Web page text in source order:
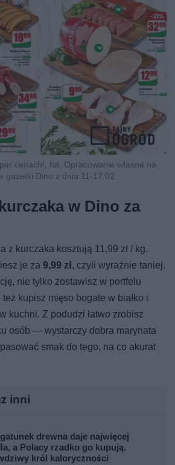
cenach!, fot. Opracowanie własne na
gazetki Dino z dnia 11-17.02
w Dino za
z kurczaka kosztują 11,99 zł / kg.
je za9,99 zł, czyli wyraźnie taniej.
nie tylko zostawisz w portfelu
kupisz mięso bogate w białko i
kuchni. Z podudzi łatwo zrobisz
osób — wystarczy dobra marynata
smak do tego, na co akurat
inni
drewna daje najwięcej
a Polacy rzadko go kupują.
król kaloryczności